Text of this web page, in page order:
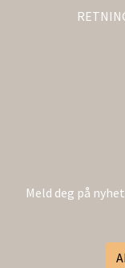
Meld deg på